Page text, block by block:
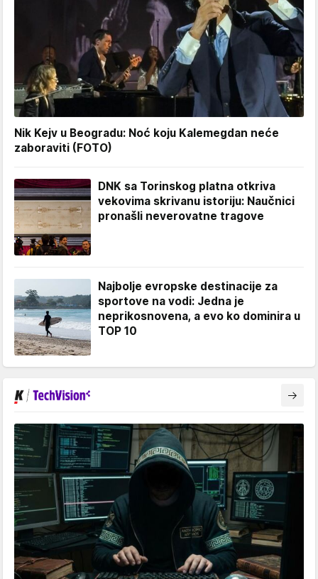
Nik Kejv u Beogradu: Noć koju Kalemegdan neće
zaboraviti (FOTO)
DNK sa Torinskog platna otkriva
vekovima skrivanu istoriju: Naučnici
pronašli neverovatne tragove
Najbolje evropske destinacije za
sportove na vodi: Jedna je
neprikosnovena, a evo ko dominira u
TOP 10